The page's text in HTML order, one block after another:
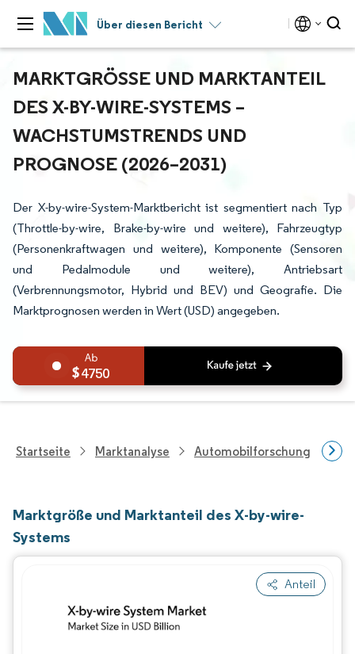
Über diesen Bericht
MARKTGRÖSSE UND MARKTANTEIL D
ES X-BY-WIRE-SYSTEMS – W
ACHSTUMSTRENDS UND P
ROGNOSE (2026–2031)
Der X-by-wire-System-Marktbericht ist segmentiert nach Typ
(Throttle-by-wire, Brake-by-wire und weitere), Fahrzeugtyp
(Personenkraftwagen und weitere), Komponente (Sensoren
und Pedalmodule und weitere), Antriebsart
(Verbrennungsmotor, Hybrid und BEV) und Geografie. Die
Marktprognosen werden in Wert (USD) angegeben.
4750
Startseite Marktanalyse Automobilforschung
Marktgröße und Marktanteil des X-by-wire-
Systems
Anteil